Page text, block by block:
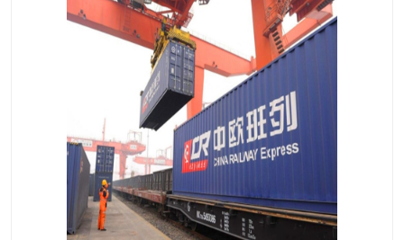
俄罗斯快递 巴西快递
伊朗快递
深圳国际快递公司
深圳国际物流公司 深圳国际快递电话
DHL国际快递电话 深圳国际快递